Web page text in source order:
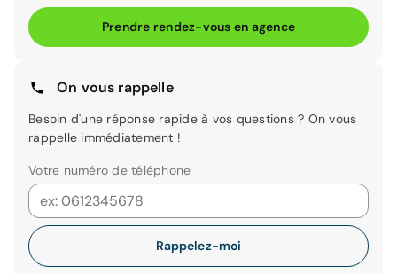
Prendre rendez-vous en agence
On vous rappelle
Besoin d'une réponse rapide à vos questions ? On vous
rappelle immédiatement !
Votre numéro de téléphone
Rappelez-moi